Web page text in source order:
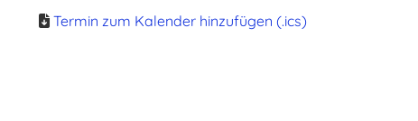
Termin zum Kalender hinzufügen (.ics)